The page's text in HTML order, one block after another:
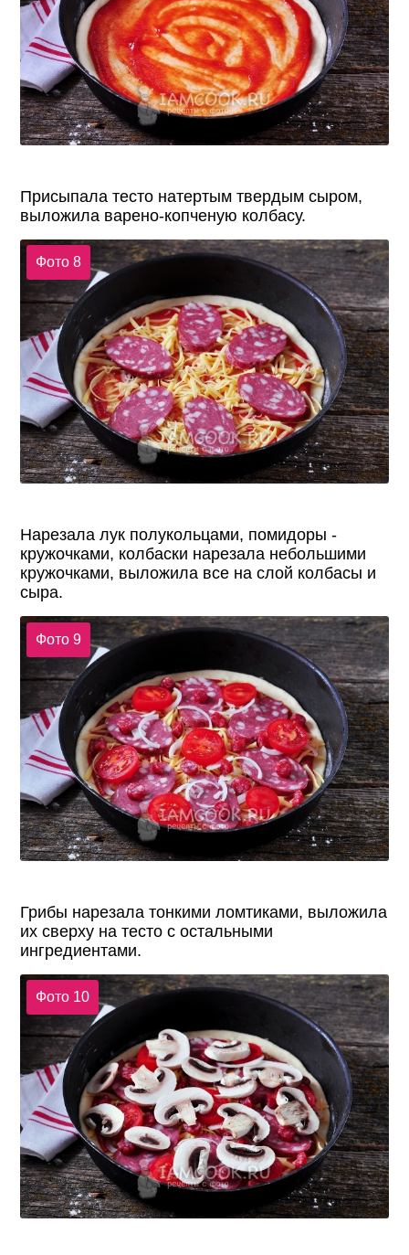
Присыпала тесто натертым твердым сыром,
выложила варено-копченую колбасу.
Фото 8
Нарезала лук полукольцами, помидоры -
кружочками, колбаски нарезала небольшими
кружочками, выложила все на слой колбасы и
сыра.
Фото 9
Грибы нарезала тонкими ломтиками, выложила
их сверху на тесто с остальными
ингредиентами.
Фото 10